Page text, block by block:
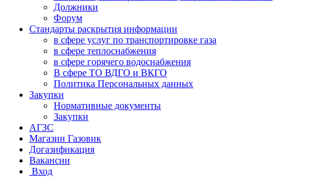
Должники
Форум
Стандарты раскрытия информации
в сфере услуг по транспортировке газа
в сфере теплоснабжения
в сфере горячего водоснабжения
В сфере ТО ВДГО и ВКГО
Политика Персональных данных
Закупки
Нормативные документы
Закупки
АГЗС
Магазин Газовик
Догазификация
Вакансии
Вход